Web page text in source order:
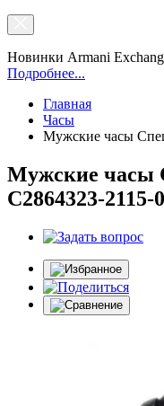
Новинки Armani
Подробнее...
Главная
Часы
Мужские часы
Мужские часы
С2864323-2115-